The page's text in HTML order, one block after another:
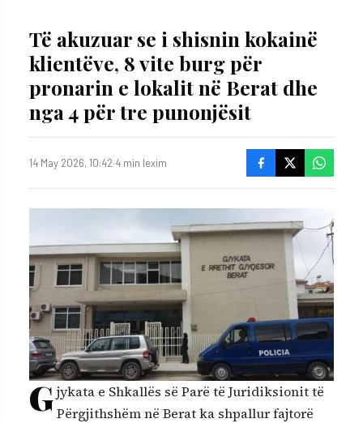
Të akuzuar se i shisnin kokainë
klientëve, 8 vite burg për
pronarin e lokalit në Berat dhe
nga 4 për tre punonjësit
14 May 2026, 10:42·4 min lexim
Gjykata e Shkallës së Parë të Juridiksionit të
Përgjithshëm në Berat ka shpallur fajtorë